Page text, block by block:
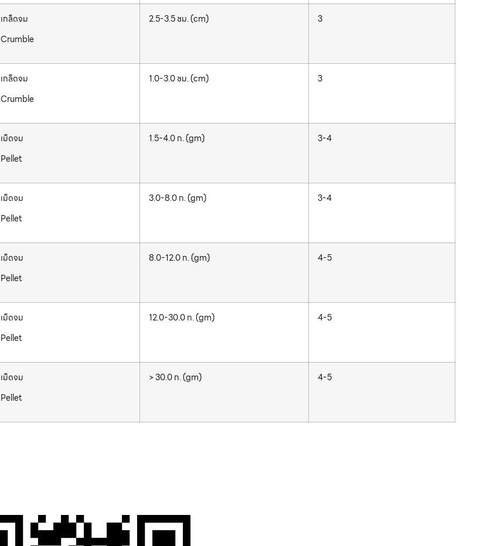
เกล็ดจม
Crumble
2.5-3.5 ซม. (cm) 3
เกล็ดจม
Crumble
1.0-3.0 ซม. (cm) 3
เม็ดจม
Pellet
1.5-4.0 ก. (gm) 3-4
เม็ดจม
Pellet
3.0-8.0 ก. (gm) 3-4
เม็ดจม
Pellet
8.0-12.0 ก. (gm) 4-5
เม็ดจม
Pellet
12.0-30.0 ก. (gm) 4-5
เม็ดจม
Pellet
> 30.0 ก. (gm) 4-5